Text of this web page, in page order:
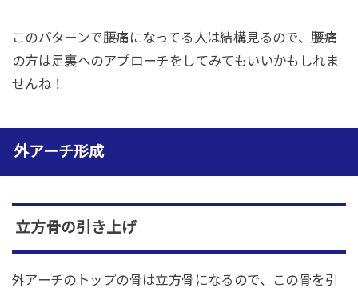
このパターンで腰痛になってる人は結構見るので、腰痛
の方は足裏へのアプローチをしてみてもいいかもしれま
せんね！
外アーチ形成
立方骨の引き上げ
外アーチのトップの骨は立方骨になるので、この骨を引